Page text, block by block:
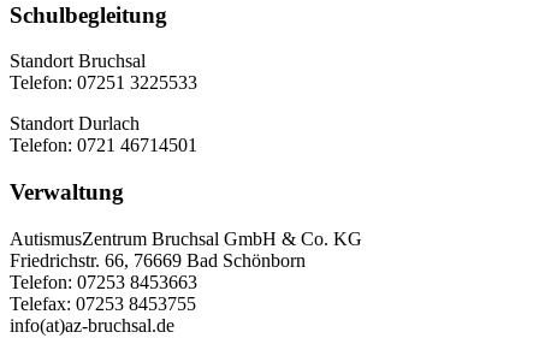
Schulbegleitung
Standort Bruchsal
Telefon: 07251 3225533
Standort Durlach
Telefon: 0721 46714501
Verwaltung
AutismusZentrum Bruchsal GmbH & Co. KG
Friedrichstr. 66, 76669 Bad Schönborn
Telefon: 07253 8453663
Telefax: 07253 8453755
info(at)az-bruchsal.de